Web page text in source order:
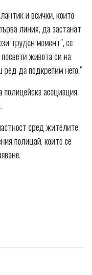
и всички, които
линия, да застанат
труден момент", се
живота си на
ред да подкрепим него."
полицейска асоциация.
сред жителите
полицай, които се